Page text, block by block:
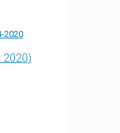
2020
2020)